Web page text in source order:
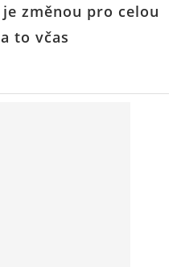
změnou pro celou
to včas